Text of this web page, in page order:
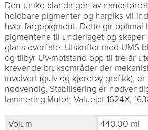
Den unike blandingen av
holdbare pigmenter og harpiks vil
hver fargepigment. Dette gir optimal
pigmentene til underlaget og skaper
glans overflate. Utskrifter med UMS
og tilbyr UV-motstand opp til tre år
krevende bruksområder der
involvert (gulv og kjøretøy grafikk), er
nødvendig. Stabilisering er
laminering.Mutoh Valuejet 1624X,
Volum 440.00 ml